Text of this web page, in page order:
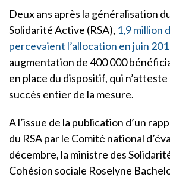
Deux ans après la généralisation
Solidarité Active (RSA), 1,9 million
percevaient l’allocation en juin
augmentation de 400 000
en place du dispositif, qui
succès entier de la mesure.
A l’issue de la publication d’un
du RSA par le Comité national
décembre, la ministre des
Cohésion sociale Roselyne